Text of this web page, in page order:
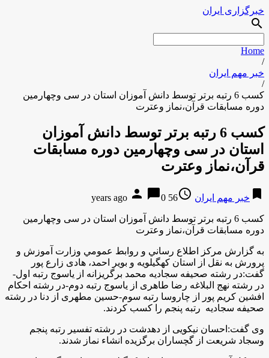
خبرگزاری ایران
search
Home
/
خبر مهم ایران
/
كسب 6 رتبه برتر توسط دانش آموزان استان در سی وچهارمین
دوره مسابقات قرآن،نماز وعترت
كسب 6 رتبه برتر توسط دانش آموزان
استان در سی وچهارمین دوره مسابقات
قرآن،نماز وعترت
bookmark خبر مهم ایران access_time
56 years ago
person chat_bubble0
كسب 6 رتبه برتر توسط دانش آموزان استان در سی وچهارمین
دوره مسابقات قرآن،نماز وعترت
به گزارش مركز اطلاع رساني و روابط عمومي وزارت آموزش و
پرورش به نقل از استان كهگيلويه و بوير احمد، هادی زارع پور
گفت:در رشته صحیفه سجادیه محمد برگریزانه از یاسوج رتبه اول-
در رشته نهج البلاغه رضا طاهری از یاسوج رتبه دوم-در رشته احکام
افشین کریم پور از چاروسا رتبه سوم-حسین مطهری از دنا در رشته
صحیفه سجادیه رتبه پنجم را کسب کردند.
وی گفت:احسان نیکویی از دهدشت در رشته تفسیر رتبه پنجم
وسجاد شریعت از گچساران برگزیده انشاء نماز شدند.